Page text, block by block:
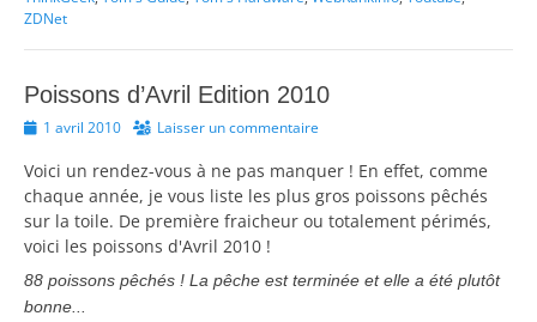
ZDNet
Poissons d’Avril Edition 2010
Posted1 avril 2010 Laisser un commentaire
Voici un rendez-vous à ne pas manquer ! En effet, comme
chaque année, je vous liste les plus gros poissons pêchés
sur la toile. De première fraicheur ou totalement périmés,
voici les poissons d'Avril 2010 !
88 poissons pêchés ! La pêche est terminée et elle a été plutôt
bonne...